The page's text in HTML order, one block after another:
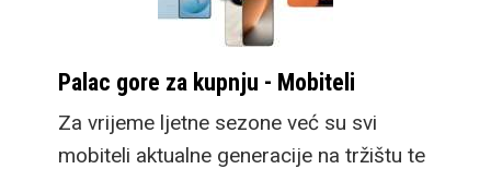
Palac gore za kupnju - Mobiteli
Za vrijeme ljetne sezone već su svi
mobiteli aktualne generacije na tržištu te